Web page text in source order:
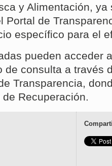
y Alimentación, ya
Portal de
específico para el
pueden acceder
de consulta a través
Transparencia,
Recuperación.